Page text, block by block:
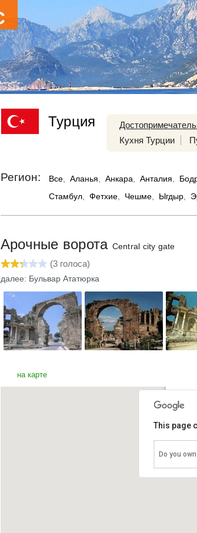
Турция
Кухня Турции
Регион: Все Аланья Анкара Анталия
Стамбул
Фетхие Чешме Ыгдыр
Арочные ворота Central city gate
(3 голоса)
далее: Бульвар Ататюрка
на карте
This page
Do you